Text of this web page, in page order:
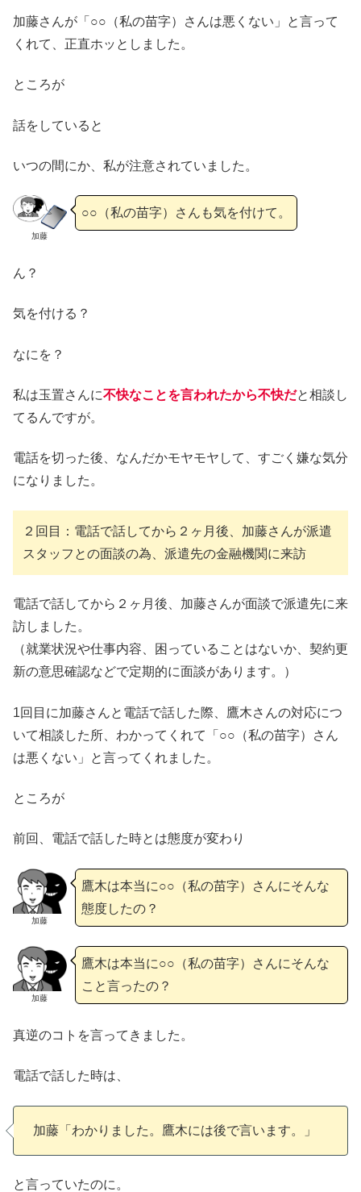
加藤さんが「○○（私の苗字）さんは悪くない」と言って
くれて、正直ホッとしました。
ところが
話をしていると
いつの間にか、私が注意されていました。
加藤
○○（私の苗字）さんも気を付けて。
ん？
気を付ける？
なにを？
私は玉置さんに不快なことを言われたから不快だと相談し
てるんですが。
電話を切った後、なんだかモヤモヤして、すごく嫌な気分
になりました。
２回目：電話で話してから２ヶ月後、加藤さんが派遣
スタッフとの面談の為、派遣先の金融機関に来訪
電話で話してから２ヶ月後、加藤さんが面談で派遣先に来
訪しました。
（就業状況や仕事内容、困っていることはないか、契約更
新の意思確認などで定期的に面談があります。）
1回目に加藤さんと電話で話した際、鷹木さんの対応につ
いて相談した所、わかってくれて「○○（私の苗字）さん
は悪くない」と言ってくれました。
ところが
前回、電話で話した時とは態度が変わり
加藤
鷹木は本当に○○（私の苗字）さんにそんな
態度したの？
加藤
鷹木は本当に○○（私の苗字）さんにそんな
こと言ったの？
真逆のコトを言ってきました。
電話で話した時は、
加藤「わかりました。鷹木には後で言います。」
と言っていたのに。